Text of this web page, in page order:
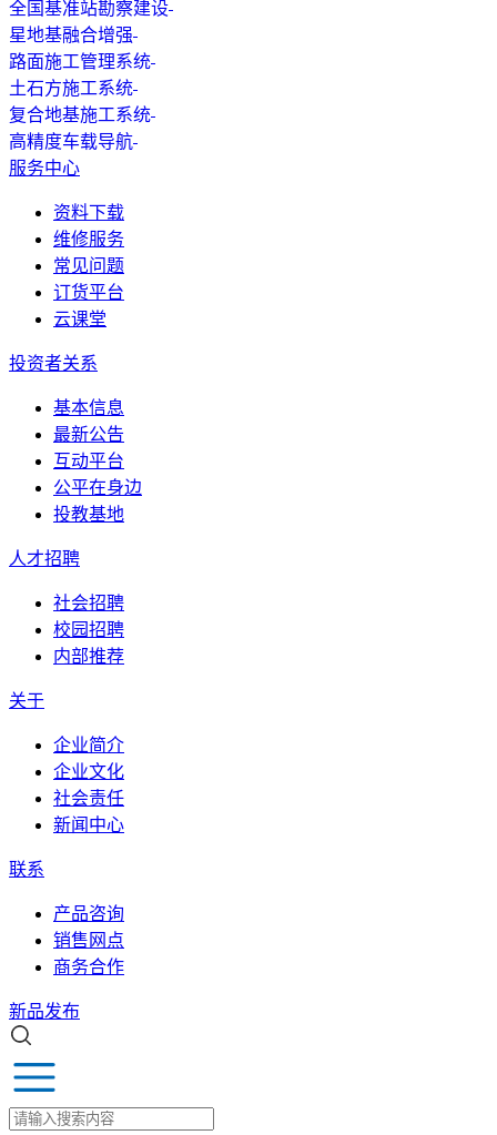
全国基准站勘察建设
星地基融合增强
路面施工管理系统
土石方施工系统
复合地基施工系统
高精度车载导航
服务中心
资料下载
维修服务
常见问题
订货平台
云课堂
投资者关系
基本信息
最新公告
互动平台
公平在身边
投教基地
人才招聘
社会招聘
校园招聘
内部推荐
关于
企业简介
企业文化
社会责任
新闻中心
联系
产品咨询
销售网点
商务合作
新品发布